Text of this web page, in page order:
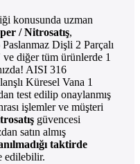
konusunda uzman
/ Nitrosatış,
Dişli 2 Parçalı
ve diğer tüm ürünlerde 1
AISI 316
Küresel Vana 1
test edilip onaylanmış
işlemler ve müşteri
güvencesi
satın almış
taktirde
edilebilir.